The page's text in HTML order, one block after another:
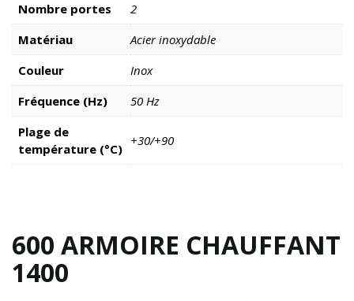
Nombre portes
2
Matériau
Acier inoxydable
Couleur
Inox
Fréquence (Hz)
50 Hz
Plage de
température (°C)
+30/+90
600 ARMOIRE CHAUFFANT
1400